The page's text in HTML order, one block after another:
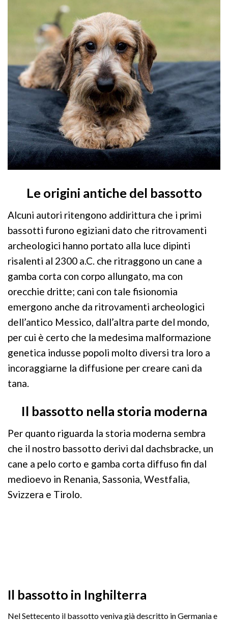
Le origini antiche del bassotto
Alcuni autori ritengono addirittura che i primi
bassotti furono egiziani dato che ritrovamenti
archeologici hanno portato alla luce dipinti
risalenti al 2300 a.C. che ritraggono un cane a
gamba corta con corpo allungato, ma con
orecchie dritte; cani con tale fisionomia
emergono anche da ritrovamenti archeologici
dell’antico Messico, dall’altra parte del mondo,
per cui è certo che la medesima malformazione
genetica indusse popoli molto diversi tra loro a
incoraggiarne la diffusione per creare cani da
tana.
Il bassotto nella storia moderna
Per quanto riguarda la storia moderna sembra
che il nostro bassotto derivi dal dachsbracke, un
cane a pelo corto e gamba corta diffuso fin dal
medioevo in Renania, Sassonia, Westfalia,
Svizzera e Tirolo.
Il bassotto in Inghilterra
Nel Settecento il bassotto veniva già descritto in Germania e